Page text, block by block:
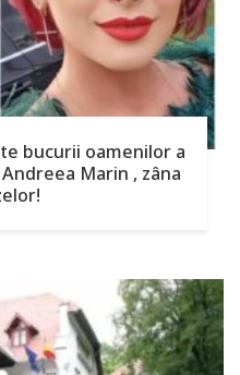
bucurii oamenilor a
Marin , zâna